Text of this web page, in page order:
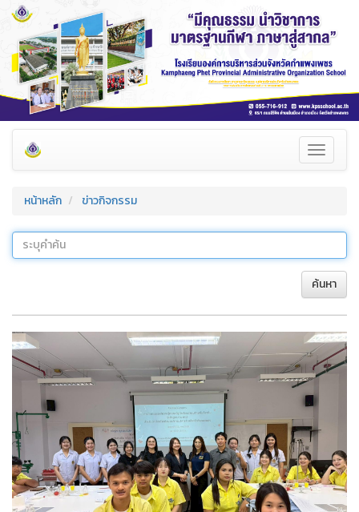
Toggle
หน้าหลัก
ข่าวกิจกรรม
ค้นหา